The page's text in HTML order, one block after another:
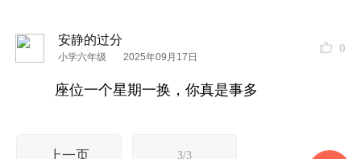
安静的过分
小学六年级 2025年09月17日
0
座位一个星期一换，你真是事多
上一页 3/3